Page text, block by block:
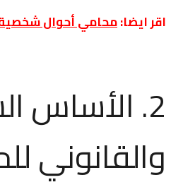
اقر ايضا:محامي أحوال
2. الأساس
والقانوني